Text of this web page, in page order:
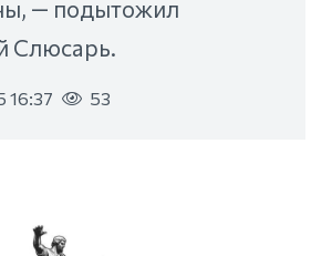
— подытожил
Слюсарь.
16:37 53